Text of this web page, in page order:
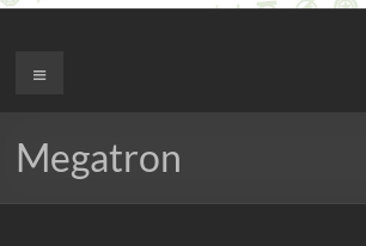
The Nerd Experience
Menu
Megatron